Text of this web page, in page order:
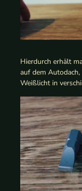
Hierdurch erhält
auf dem
Weißlicht in